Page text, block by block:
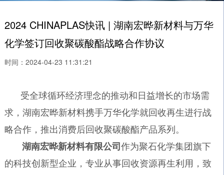
2024 CHINAPLAS快讯 | 湖南宏晔新材料与万华
化学签订回收聚碳酸酯战略合作协议
时间：2024-04-23 11:31:21
受全球循环经济理念的推动和日益增长的市场需
求，湖南宏晔新材料携手万华化学就回收再生进行战
略合作，推出消费后回收聚碳酸酯产品系列。
湖南宏晔新材料有限公司 作为聚石化学集团旗下
的科技创新型企业，专业从事回收资源再生利用，致